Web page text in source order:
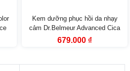
₫.
Kem dưỡng phục hồi da nhạy
cảm Dr.Belmeur Advanced Cica
Recovery Cream (50ml)
Giá
679.000 ₫Giá
679.000 ₫.